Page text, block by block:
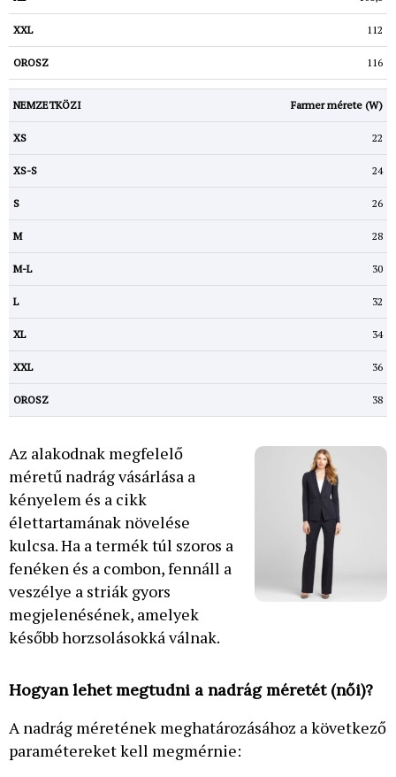
112
116
Farmer mérete (W)
22
24
26
28
30
32
34
36
38
Az alakodnak megfelelő
méretű nadrág vásárlása a
kényelem és a cikk
élettartamának növelése
kulcsa. Ha a termék túl szoros a
fenéken és a combon, fennáll a
veszélye a striák gyors
megjelenésének, amelyek
később horzsolásokká válnak.
Hogyan lehet megtudni a nadrág méretét (női)?
A nadrág méretének meghatározásához a következő
paramétereket kell megmérnie: